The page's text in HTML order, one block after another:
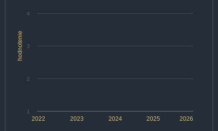
hodnotenie
2022 2024 2026
2023 2025
1
2
3
4